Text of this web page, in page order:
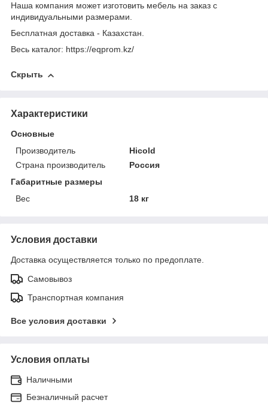
Наша компания может изготовить мебель на заказ с
индивидуальными размерами.
Бесплатная доставка - Казахстан.
Весь каталог: https://eqprom.kz/
Скрыть
Характеристики
Основные
Производитель
Hicold
Страна производитель
Россия
Габаритные размеры
Вес
18 кг
Условия доставки
Доставка осуществляется только по предоплате.
Самовывоз
Транспортная компания
Все условия доставки
Условия оплаты
Наличными
Безналичный расчет